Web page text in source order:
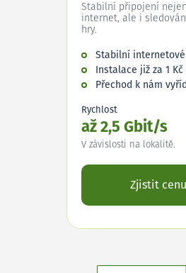
Stabilní připojení
internet, ale i
hry.
Stabilní
Instalace již za 1 Kč
Přechod k nám
Rychlost
až 2,5 Gbit/s
V závislosti na lokalitě.
Zjistit cenu